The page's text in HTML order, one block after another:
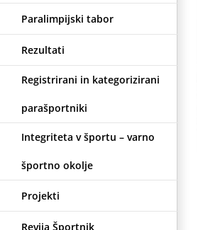
Paralimpijski tabor
Rezultati
Registrirani in kategorizirani
parašportniki
Integriteta v športu – varno
športno okolje
Projekti
Revija Športnik